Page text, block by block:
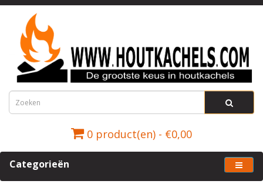
0 product(en) - €0,00
Categorieën